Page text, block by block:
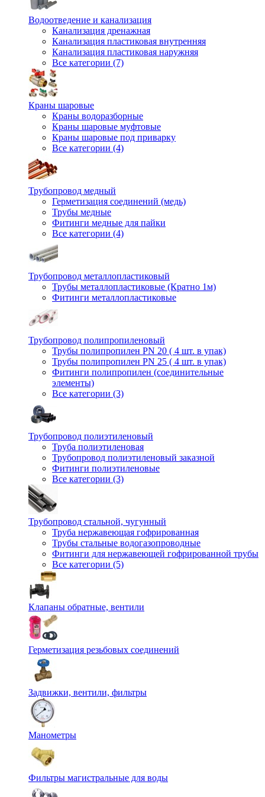
Водоотведение и канализация
Канализация дренажная
Канализация пластиковая внутренняя
Канализация пластиковая наружняя
Все категории (7)
Краны шаровые
Краны водоразборные
Краны шаровые муфтовые
Краны шаровые под приварку
Все категории (4)
Трубопровод медный
Герметизация соединений (медь)
Трубы медные
Фитинги медные для пайки
Все категории (4)
Трубопровод металлопластиковый
Трубы металлопластиковые (Кратно 1м)
Фитинги металлопластиковые
Трубопровод полипропиленовый
Трубы полипропилен PN 20 ( 4 шт. в упак)
Трубы полипропилен PN 25 ( 4 шт. в упак)
Фитинги полипропилен (cоединительные
элементы)
Все категории (3)
Трубопровод полиэтиленовый
Труба полиэтиленовая
Трубопровод полиэтиленовый заказной
Фитинги полиэтиленовые
Все категории (3)
Трубопровод стальной, чугунный
Труба нержавеющая гофрированная
Трубы стальные водогазопроводные
Фитинги для нержавеющей гофрированной трубы
Все категории (5)
Клапаны обратные, вентили
Герметизация резьбовых соединений
Задвижки, вентили, фильтры
Манометры
Фильтры магистральные для воды